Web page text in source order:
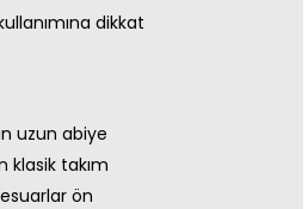
dikkat
uzun abiye
klasik takım
ön